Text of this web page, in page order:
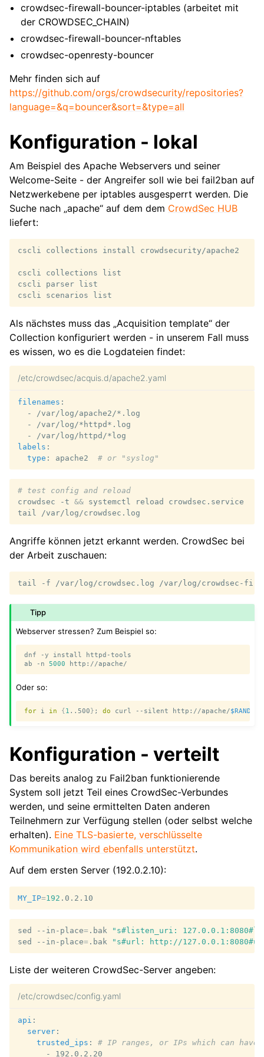
crowdsec-firewall-bouncer-iptables (arbeitet mit
der CROWDSEC_CHAIN)
crowdsec-firewall-bouncer-nftables
crowdsec-openresty-bouncer
Mehr finden sich auf
https://github.com/orgs/crowdsecurity/repositories?
language=&q=bouncer&sort=&type=all
Konfiguration - lokal
Am Beispiel des Apache Webservers und seiner
Welcome-Seite - der Angreifer soll wie bei fail2ban auf
Netzwerkebene per iptables ausgesperrt werden. Die
Suche nach „apache“ auf dem dem CrowdSec HUB
liefert:
cscli collections install crowdsecurity/apache2
cscli collections
list
cscli
parser
list
cscli
scenarios
Als nächstes muss das „Acquisition template“ der
Collection konfiguriert werden - in unserem Fall muss
es wissen, wo es die Logdateien findet:
/etc/crowdsec/acquis.d/apache2.yaml
filenames :
-
/var/log/apache2/*.log
-
/var/log/*httpd*.log
-
/var/log/httpd/*log
labels :
type : apache2 # or "syslog"
# test config and reload
crowdsec
-t && systemctl reload
crowdsec.service
tail
Angriffe können jetzt erkannt werden. CrowdSec bei
der Arbeit zuschauen:
tail -f /var/log/crowdsec.log
Tipp
Webserver stressen? Zum Beispiel so:
dnf -y install
httpd-tools
ab
-n 5000
Oder so:
for i in {1 ..500} ; do curl --silent http://apache/$RANDOM
Konfiguration - verteilt
Das bereits analog zu Fail2ban funktionierende
System soll jetzt Teil eines CrowdSec-Verbundes
werden, und seine ermittelten Daten anderen
Teilnehmern zur Verfügung stellen (oder selbst welche
erhalten). Eine TLS-basierte, verschlüsselte
Kommunikation wird ebenfalls unterstützt.
Auf dem ersten Server (192.0.2.10):
MY_IP=192
sed --in-place= .bak
"s#listen_uri:
sed
--in-place= .bak "s#url: http://
Liste der weiteren CrowdSec-Server angeben:
/etc/crowdsec/config.yaml
api :
server :
trusted_ips :
# IP ranges, or IPs which can have
-
192.0.2.20